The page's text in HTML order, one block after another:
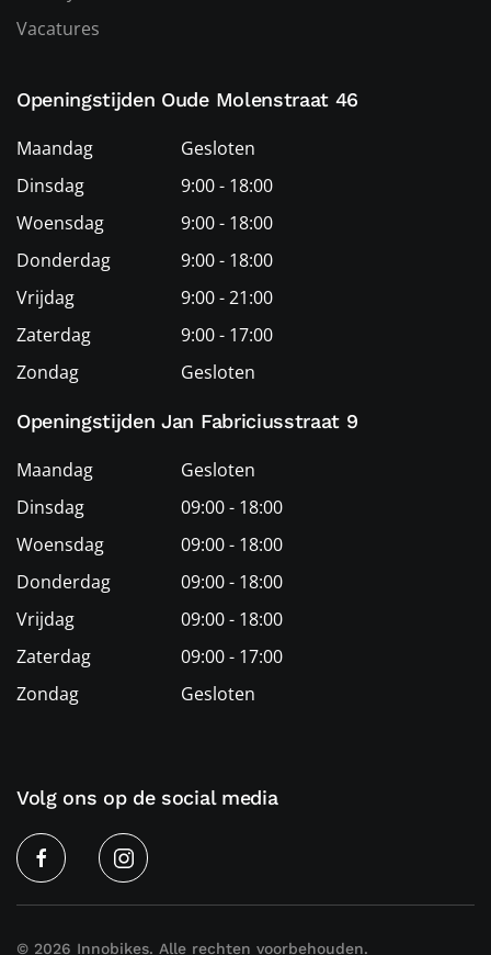
Vacatures
Openingstijden Oude Molenstraat 46
Maandag
Gesloten
Dinsdag
9:00 - 18:00
Woensdag
9:00 - 18:00
Donderdag
9:00 - 18:00
Vrijdag
9:00 - 21:00
Zaterdag
9:00 - 17:00
Zondag
Gesloten
Openingstijden Jan Fabriciusstraat 9
Maandag
Gesloten
Dinsdag
09:00 - 18:00
Woensdag
09:00 - 18:00
Donderdag
09:00 - 18:00
Vrijdag
09:00 - 18:00
Zaterdag
09:00 - 17:00
Zondag
Gesloten
Volg ons op de social media
© 2026 Innobikes. Alle rechten voorbehouden.